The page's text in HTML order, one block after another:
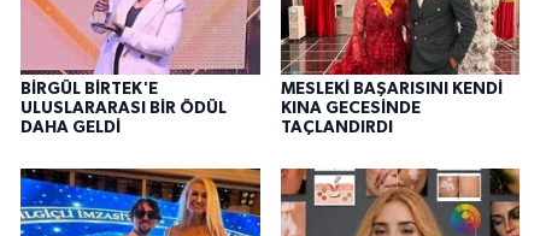
BİRGÜL BİRTEK'E
ULUSLARARASI BİR ÖDÜL
DAHA GELDİ
MESLEKİ BAŞARISINI KENDİ
KINA GECESİNDE
TAÇLANDIRDI